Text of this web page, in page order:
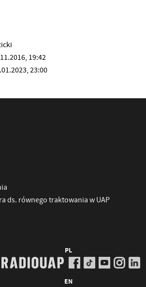
19:42
23:00
ds. równego traktowania w UAP
PL
EN